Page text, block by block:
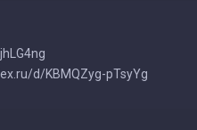
d/KBMQZyg-pTsyYg